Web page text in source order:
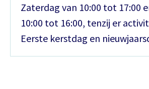
Zaterdag van 10:00 tot 17:00
10:00 tot 16:00, tenzij er
Eerste kerstdag en